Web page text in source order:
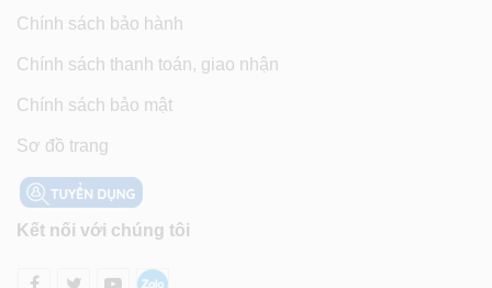
Chính sách bảo hành
Chính sách thanh toán, giao nhận
Chính sách bảo mật
Sơ đồ trang
Kết nối với chúng tôi